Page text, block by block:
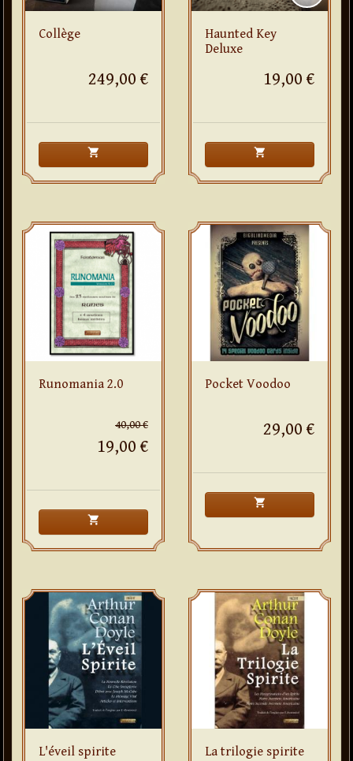
Collège
249,00 €
shopping_cart
Haunted Key
Deluxe
19,00 €
shopping_cart
Runomania 2.0
40,00 €
19,00 €
shopping_cart
Pocket Voodoo
29,00 €
shopping_cart
L'éveil spirite La trilogie spirite